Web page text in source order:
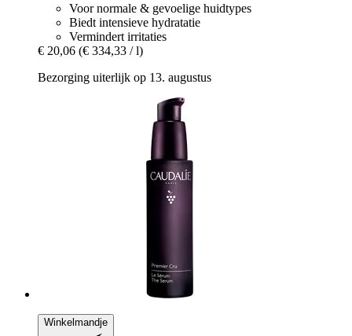
Voor normale & gevoelige huidtypes
Biedt intensieve hydratatie
Vermindert irritaties
€ 20,06 (€ 334,33 / l)
Bezorging uiterlijk op 13. augustus
Winkelmandje